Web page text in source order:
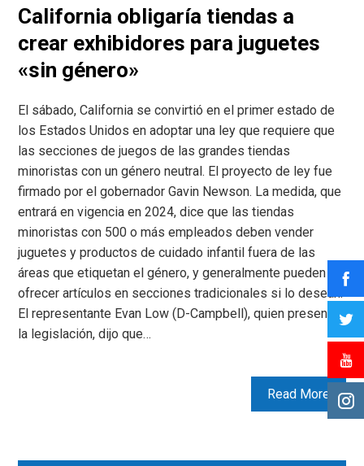
California obligaría tiendas a
crear exhibidores para juguetes
«sin género»
El sábado, California se convirtió en el primer estado de
los Estados Unidos en adoptar una ley que requiere que
las secciones de juegos de las grandes tiendas
minoristas con un género neutral. El proyecto de ley fue
firmado por el gobernador Gavin Newson. La medida, que
entrará en vigencia en 2024, dice que las tiendas
minoristas con 500 o más empleados deben vender
juguetes y productos de cuidado infantil fuera de las
áreas que etiquetan el género, y generalmente pueden
ofrecer artículos en secciones tradicionales si lo desean.
El representante Evan Low (D-Campbell), quien presentó
la legislación, dijo que…
Read More